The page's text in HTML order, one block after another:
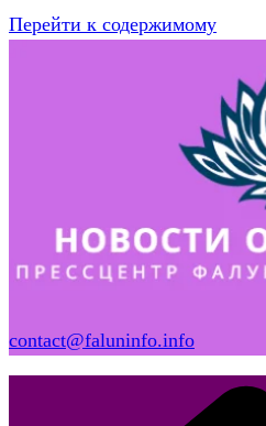
Перейти к содержимому
contact@faluninfo.info